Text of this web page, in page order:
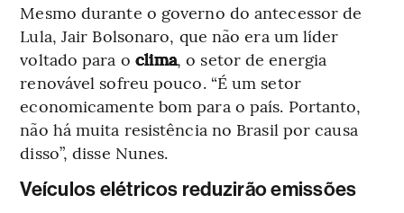
Mesmo durante o governo do antecessor de
Lula, Jair Bolsonaro, que não era um líder
voltado para o clima, o setor de energia
renovável sofreu pouco. “É um setor
economicamente bom para o país. Portanto,
não há muita resistência no Brasil por causa
disso”, disse Nunes.
Veículos elétricos reduzirão emissões